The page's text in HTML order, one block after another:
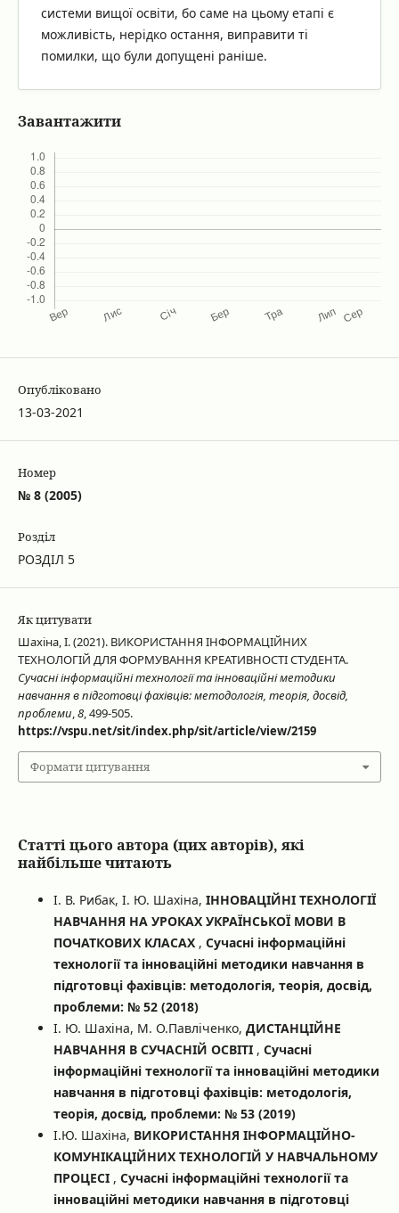
системи вищої освіти, бо саме на цьому етапі є
можливість, нерідко остання, виправити ті
помилки, що були допущені раніше.
Завантажити
Опубліковано
13-03-2021
Номер
№ 8 (2005)
Розділ
РОЗДІЛ 5
Як цитувати
Шахіна, І. (2021). ВИКОРИСТАННЯ ІНФОРМАЦІЙНИХ
ТЕХНОЛОГІЙ ДЛЯ ФОРМУВАННЯ КРЕАТИВНОСТІ СТУДЕНТА.
Сучасні інформаційні технології та інноваційні методики
навчання в підготовці фахівців: методологія, теорія, досвід,
проблеми,8, 499-505.
https://vspu.net/sit/index.php/sit/article/view/2159
Формати цитування
Статті цього автора (цих авторів), які
найбільше читають
І. В. Рибак, І. Ю. Шахіна, ІННОВАЦІЙНІ ТЕХНОЛОГІЇ
НАВЧАННЯ НА УРОКАХ УКРАЇНСЬКОЇ МОВИ В
ПОЧАТКОВИХ КЛАСАХ , Сучасні інформаційні
технології та інноваційні методики навчання в
підготовці фахівців: методологія, теорія, досвід,
проблеми: № 52 (2018)
І. Ю. Шахіна, М. О.Павліченко, ДИСТАНЦІЙНЕ
НАВЧАННЯ В СУЧАСНІЙ ОСВІТІ , Сучасні
інформаційні технології та інноваційні методики
навчання в підготовці фахівців: методологія,
теорія, досвід, проблеми: № 53 (2019)
І.Ю. Шахіна, ВИКОРИСТАННЯ ІНФОРМАЦІЙНО-
КОМУНІКАЦІЙНИХ ТЕХНОЛОГІЙ У НАВЧАЛЬНОМУ
ПРОЦЕСІ , Сучасні інформаційні технології та
інноваційні методики навчання в підготовці